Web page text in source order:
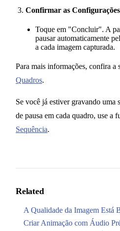
Confirmar as
Toque em "Concluir". A
pausar automaticamente
a cada imagem capturada.
Para mais informações, confira a
Quadros.
Se você já estiver gravando uma
de pausa em cada quadro, use a
Sequência.
Related
A Qualidade da Imagem Está
Criar Animação com Áudio